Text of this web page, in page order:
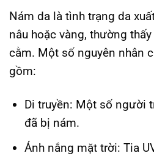
Nám da là tình trạng da
nâu hoặc vàng, thường
cằm. Một số nguyên nhân
gồm:
Di truyền: Một số người
đã bị nám.
Ánh nắng mặt trời: Tia